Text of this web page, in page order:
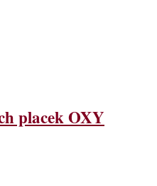
placek OXY